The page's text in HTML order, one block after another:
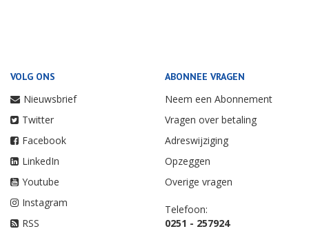
VOLG ONS
Nieuwsbrief
Twitter
Facebook
LinkedIn
Youtube
Instagram
RSS
ABONNEE VRAGEN
Neem een Abonnement
Vragen over betaling
Adreswijziging
Opzeggen
Overige vragen
Telefoon:
0251 - 257924